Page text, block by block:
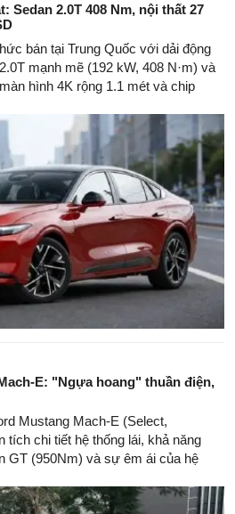
Sedan 2.0T 408 Nm, nội thất 27
bán tại Trung Quốc với dải động
mạnh mẽ (192 kW, 408 N·m) và
hình 4K rộng 1.1 mét và chip
E: "Ngựa hoang" thuần điện,
Mustang Mach-E (Select,
tích chi tiết hệ thống lái, khả năng
GT (950Nm) và sự êm ái của hệ